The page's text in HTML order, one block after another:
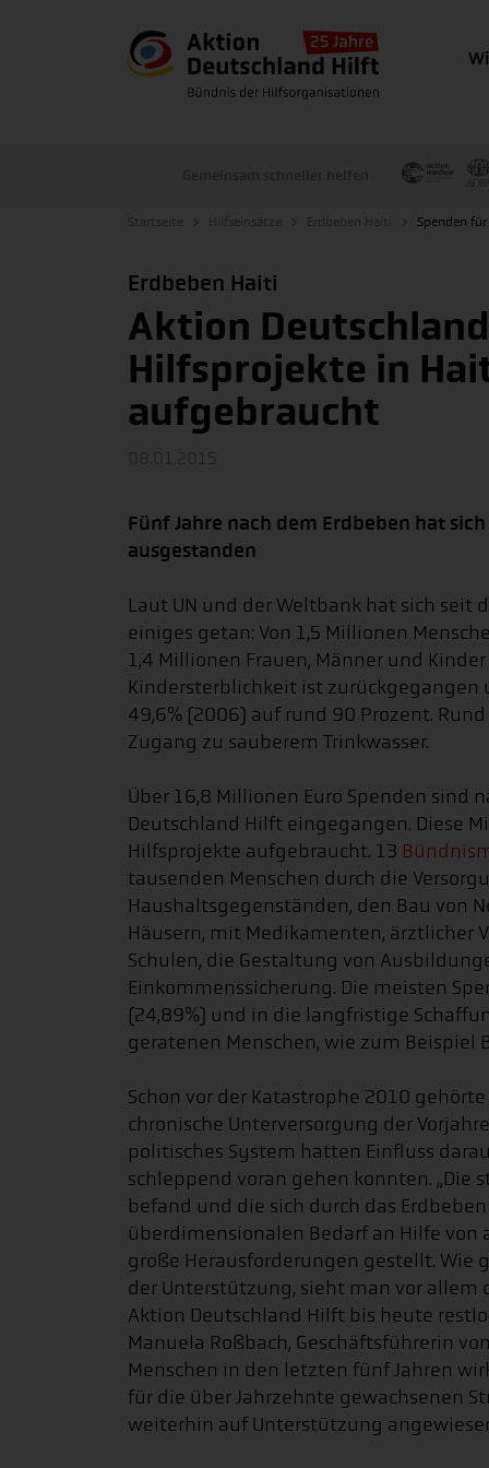
Spenden
Erdbeben Haiti
Aktion
Hilfsprojekte in
aufgebraucht
Fünf Jahre nach dem Erdbeben hat
ausgestanden
Laut UN und der Weltbank hat sich seit
einiges getan: Von 1,5 Millionen
1,4 Millionen Frauen, Männer und
Kindersterblichkeit ist zurückgegangen
49,6% (2006) auf rund 90 Prozent.
Zugang zu sauberem Trinkwasser.
Über 16,8 Millionen Euro Spenden sind
Deutschland Hilft eingegangen. Diese
Hilfsprojekte aufgebraucht. 13
tausenden Menschen durch die
Haushaltsgegenständen, den Bau von
Häusern, mit Medikamenten, ärztlicher
Schulen, die Gestaltung von
Einkommenssicherung. Die meisten
(24,89%) und in die langfristige
geratenen Menschen, wie zum Beispiel
Schon vor der Katastrophe 2010
chronische Unterversorgung der
politisches System hatten Einfluss
schleppend voran gehen konnten. „Die
befand und die sich durch das
überdimensionalen Bedarf an Hilfe von
große Herausforderungen gestellt. Wie
der Unterstützung, sieht man vor allem
Aktion Deutschland Hilft bis heute
Manuela Roßbach, Geschäftsführerin
Menschen in den letzten fünf Jahren
für die über Jahrzehnte gewachsenen
weiterhin auf Unterstützung